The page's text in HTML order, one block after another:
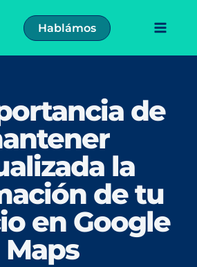
Hablámos
de
la
de tu
en Google
Maps